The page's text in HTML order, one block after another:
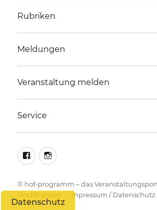
Rubriken
Meldungen
Veranstaltung melden
Service
facebookinstagram
© hof-programm – das
Hochfranken
Impressum /Datenschutz
Datenschutz